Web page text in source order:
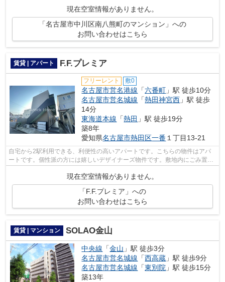
現在空室情報がありません。
「名古屋市中川区南八熊町のマンション」への
お問い合わせはこちら
賃貸 | アパート F.F.プレミア
フリーレント 敷0
名古屋市営名港線 「六番町 」駅 徒歩10分
名古屋市営名城線 「熱田神宮西 」駅 徒歩
14分
東海道本線 「熱田 」駅 徒歩19分
築8年
愛知県名古屋市熱田区一番 １丁目13-21
自宅から2駅利用できる、利便性の高いアパートです。こちらの物件はアパ
ートです。個性派の方には嬉しいデザイナーズ物件です。敷地内にごみ置き
場があるアパートです。名古屋市営名港...
現在空室情報がありません。
「F.F.プレミア」への
お問い合わせはこちら
賃貸 | マンション SOLAO金山
中央線 「金山 」駅 徒歩3分
名古屋市営名城線 「西高蔵 」駅 徒歩9分
名古屋市営名城線 「東別院 」駅 徒歩15分
築13年